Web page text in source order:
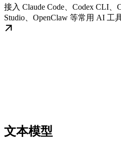
接入 Claude Code、Codex CLI、
Studio、OpenClaw 等常用 AI 工具
文本模型